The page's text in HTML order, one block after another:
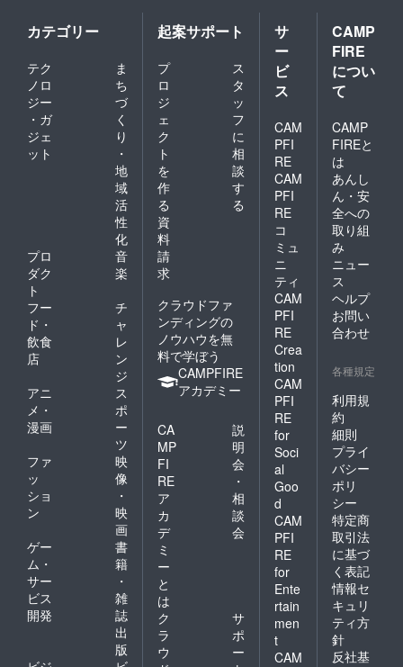
アルま
たは
zoomに
て実施
させて
いただ
（リア
ル希望
の場合
は、商
店まで
の交通
費はご
自身で
ご負担
くださ
い）
ご自身
の自己
基盤に
関わる
パーソ
ナルな
部分の
トもし
ていま
す。30
分×2回
のセッ
ション
を応援
いただ
いた方
と調整
させて
いただ
き、リ
アルま
たは
zoomに
させて
きま
す。
（リア
ル希望
の場合
は、商
店まで
の交通
費はご
自身で
ご負担
くださ
の場合
は、商
店まで
の交通
費はご
自身で
ご負担
い）
カテゴリー
テク
ノロ
ジー
・ガ
ジェ
ット
ま
ち
づ
く
り
・
地
域
活
性
化
プロ
ダク
ト
音
楽
フー
ド・
飲食
店
チ
ャ
レ
ン
ジ
アニ
メ・
漫画
ス
ポ
ー
ツ
ファ
ッ
ショ
ン
映
像
・
映
画
ゲー
ム・
サー
ビス
開発
書
籍
・
雑
誌
出
版
起案サポート
プ
ロ
ジ
ェ
ク
ト
を
作
る
ス
タ
ッ
フ
に
相
談
す
る
資
料
請
求
クラウドファ
ンディングの
ノウハウを無
料で学ぼう
CAMPFIRE
アカデミー
CA
MP
FI
RE
ア
カ
デ
ミ
ー
と
は
説
明
会
・
相
談
会
ク
ラ
ウ
サ
ポ
ー
サ
ー
ビ
ス
CAM
PFI
RE
CAM
PFI
RE
コ
ミュ
ニ
ティ
CAM
PFI
RE
Crea
tion
CAM
PFI
RE
for
Soci
al
Goo
d
CAM
PFI
RE
for
Ente
rtain
men
t
CAM
CAMP
FIRE
につい
て
CAMP
FIREと
は
あんし
ん・安
全への
取り組
み
ニュー
ス
ヘルプ
お問い
合わせ
各種規定
利用規
約
細則
プライ
バシー
ポリ
シー
特定商
取引法
に基づ
く表記
情報セ
キュリ
ティ方
針
反社基